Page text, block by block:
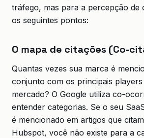
tráfego, mas para a percepção de
os seguintes pontos:
O mapa de citações (Co-
Quantas vezes sua marca é
conjunto com os principais
mercado? O Google utiliza co-
entender categorias. Se o seu
é mencionado em artigos que
Hubspot, você não existe para a